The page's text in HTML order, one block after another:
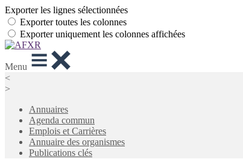
Exporter les lignes sélectionnées
Exporter toutes les colonnes
Exporter uniquement les colonnes affichées
Menu
<
>
Annuaires
Agenda commun
Emplois et Carrières
Annuaire des organismes
Publications clés